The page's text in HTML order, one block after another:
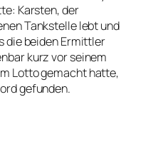
Karsten, der
Tankstelle lebt und
die beiden Ermittler
kurz vor seinem
Lotto gemacht hatte,
gefunden.